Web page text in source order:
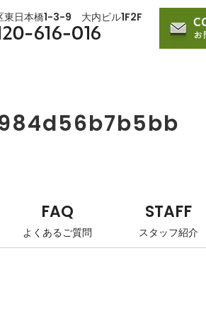
東日本橋1-3-9 大内ビル1F2F
FAQ
よくあるご質問
STAFF
スタッフ紹介